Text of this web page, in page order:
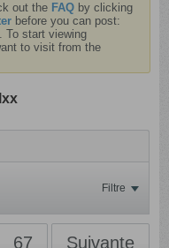
out the FAQ by clicking
before you can post:
To start viewing
to visit from the
Filtre
67 Suivante